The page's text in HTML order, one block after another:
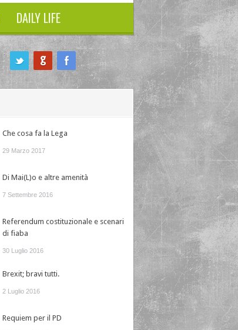
DAILY LIFE
Che cosa fa la Lega
29 Marzo 2017
Di Mai(L)o e altre amenità
7 Settembre 2016
Referendum costituzionale e scenari
di fiaba
30 Luglio 2016
Brexit; bravi tutti.
2 Luglio 2016
Requiem per il PD